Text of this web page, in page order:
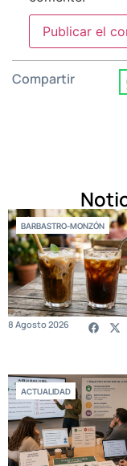
Compartir
BARBASTRO-MONZÓN
8 Agosto 2026
ACTUALIDAD